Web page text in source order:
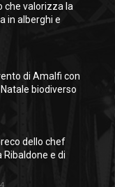
che valorizza la
in alberghi e
di Amalfi con
biodiverso
dello chef
e di